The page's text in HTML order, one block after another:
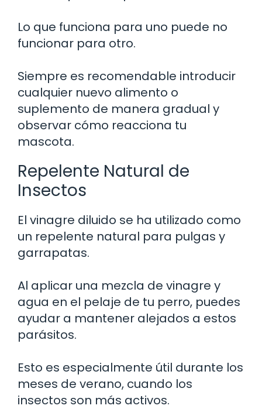
Lo que funciona para uno puede no
funcionar para otro.
Siempre es recomendable introducir
cualquier nuevo alimento o
suplemento de manera gradual y
observar cómo reacciona tu
mascota.
Repelente Natural de
Insectos
El vinagre diluido se ha utilizado como
un repelente natural para pulgas y
garrapatas.
Al aplicar una mezcla de vinagre y
agua en el pelaje de tu perro, puedes
ayudar a mantener alejados a estos
parásitos.
Esto es especialmente útil durante los
meses de verano, cuando los
insectos son más activos.